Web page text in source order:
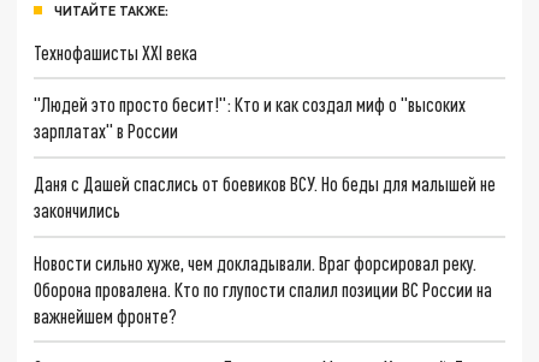
ЧИТАЙТЕ ТАКЖЕ:
Технофашисты XXI века
"Людей это просто бесит!": Кто и как создал миф о "высоких
зарплатах" в России
Даня с Дашей спаслись от боевиков ВСУ. Но беды для малышей не
закончились
Новости сильно хуже, чем докладывали. Враг форсировал реку.
Оборона провалена. Кто по глупости спалил позиции ВС России на
важнейшем фронте?